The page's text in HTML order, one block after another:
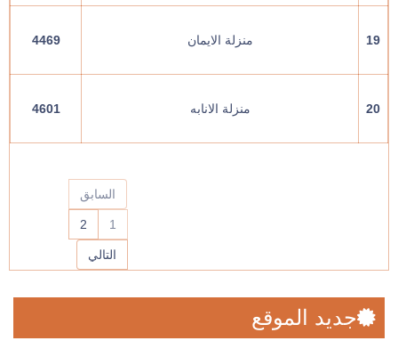
19 منزلة الايمان 4469
20 منزلة الانابه 4601
1
جديد الموقع